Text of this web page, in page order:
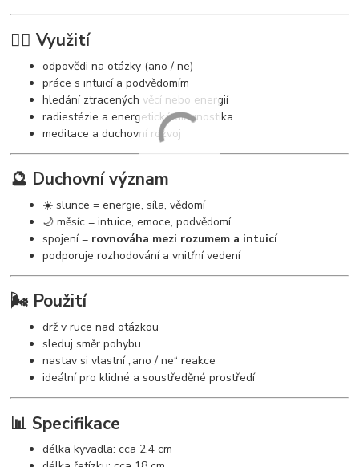
🧘‍♀️ Využití
odpovědi na otázky (ano / ne)
práce s intuicí a podvědomím
hledání ztracených věcí nebo energií
radiestézie a energetická diagnostika
meditace a duchovní rozvoj
🔮 Duchovní význam
☀️ slunce = energie, síla, vědomí
🌙 měsíc = intuice, emoce, podvědomí
spojení = rovnováha mezi rozumem a intuicí
podporuje rozhodování a vnitřní vedení
🌬️ Použití
drž v ruce nad otázkou
sleduj směr pohybu
nastav si vlastní „ano / ne“ reakce
ideální pro klidné a soustředěné prostředí
📊 Specifikace
délka kyvadla: cca 2,4 cm